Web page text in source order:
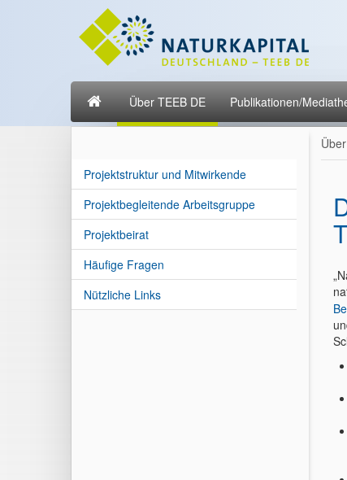
Über TEEB DE Publikationen/
Projektstruktur und Mitwirkende
Projektbegleitende Arbeitsgruppe
Projektbeirat
Häufige Fragen
Nützliche Links